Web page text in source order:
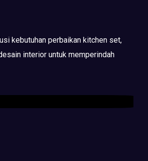
kebutuhan perbaikan kitchen set,
interior untuk memperindah